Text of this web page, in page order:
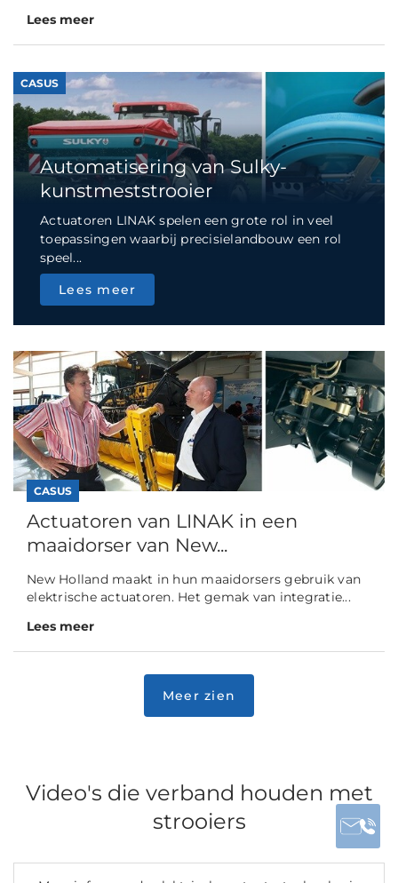
Lees meer
CASUS
Automatisering van Sulky-
kunstmeststrooier
Actuatoren LINAK spelen een grote rol in veel
toepassingen waarbij precisielandbouw een rol
speel...
Lees meer
CASUS
Actuatoren van LINAK in een
maaidorser van New...
New Holland maakt in hun maaidorsers gebruik van
elektrische actuatoren. Het gemak van integratie...
Lees meer
Video's die verband houden met
strooiers